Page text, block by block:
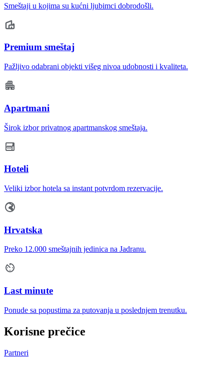
Smeštaji u kojima su kućni ljubimci dobrodošli.
Premium smeštaj
Pažljivo odabrani objekti višeg nivoa udobnosti i kvaliteta.
Apartmani
Širok izbor privatnog apartmanskog smeštaja.
Hoteli
Veliki izbor hotela sa instant potvrdom rezervacije.
Hrvatska
Preko 12.000 smeštajnih jedinica na Jadranu.
Last minute
Ponude sa popustima za putovanja u poslednjem trenutku.
Korisne prečice
Partneri